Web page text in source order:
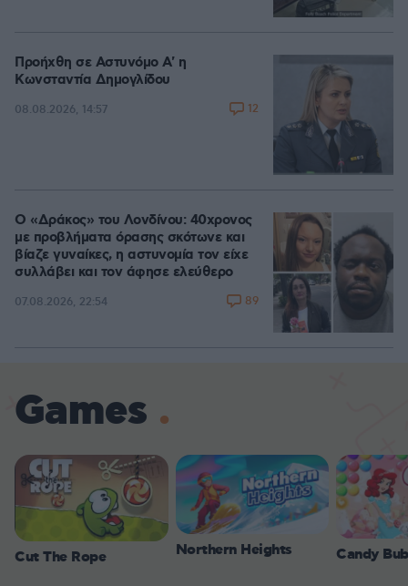
Προήχθη σε Αστυνόμο Α' η
Κωνσταντία Δημογλίδου
08.08.2026, 14:57 12
Ο «Δράκος» του Λονδίνου: 40χρονος
με προβλήματα όρασης σκότωνε και
βίαζε γυναίκες, η αστυνομία τον είχε
συλλάβει και τον άφησε ελεύθερο
07.08.2026, 22:54 89
Games
Cut The Rope Northern Heights Candy